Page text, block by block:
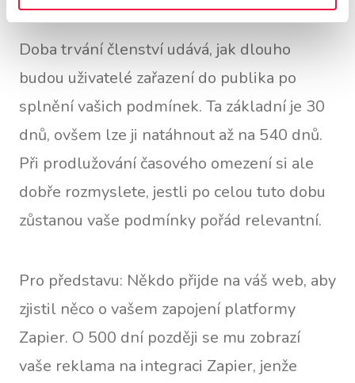
Doba trvání členství udává, jak dlouho
budou uživatelé zařazení do publika po
splnění vašich podmínek. Ta základní je 30
dnů, ovšem lze ji natáhnout až na 540 dnů.
Při prodlužování časového omezení si ale
dobře rozmyslete, jestli po celou tuto dobu
zůstanou vaše podmínky pořád relevantní.
Pro představu: Někdo přijde na váš web, aby
zjistil něco o vašem zapojení platformy
Zapier. O 500 dní později se mu zobrazí
vaše reklama na integraci Zapier, jenže